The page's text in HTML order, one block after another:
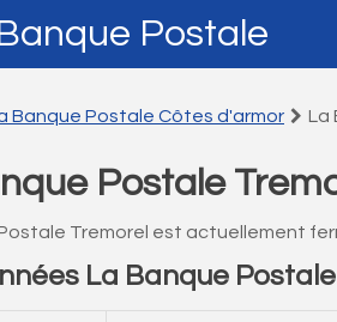
Postale
Banque Postale Côtes d'armor La
Postale
Tremorel est actuellement
La Banque